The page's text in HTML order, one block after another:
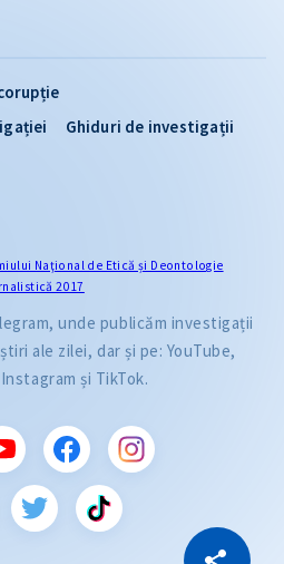
Ghiduri de investigații
Naţional de Etică și Deontologie
2017
unde publicăm investigații
ale zilei, dar și pe: YouTube,
și TikTok.